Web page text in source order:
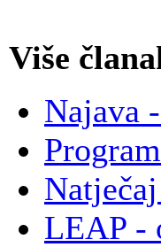
Više
Najava
LEAP -